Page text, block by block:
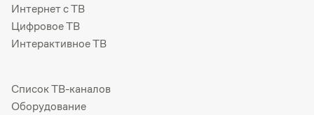
Интернет с ТВ
Цифровое ТВ
Интерактивное ТВ
Список ТВ-каналов
Оборудование